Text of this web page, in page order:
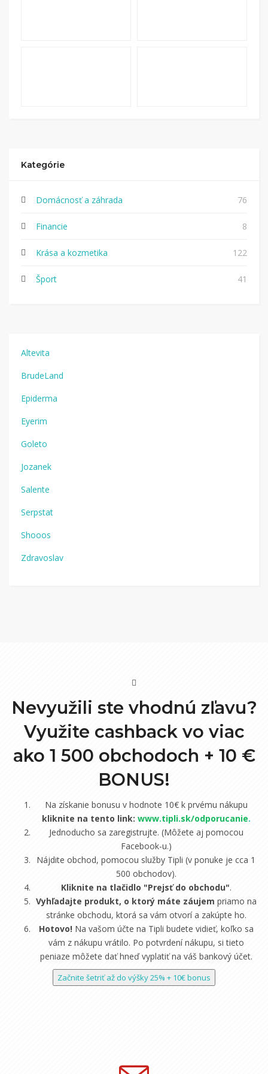
Kategórie
Domácnosť a záhrada 76
Financie 8
Krása a kozmetika 122
Šport 41
Altevita
BrudeLand
Epiderma
Eyerim
Goleto
Jozanek
Salente
Serpstat
Shooos
Zdravoslav
Nevyužili ste vhodnú zľavu?
Využite cashback vo viac
ako 1 500 obchodoch + 10 €
BONUS!
Na získanie bonusu v hodnote 10€ k prvému nákupu
kliknite na tento link: www.tipli.sk/odporucanie.
Jednoducho sa zaregistrujte. (Môžete aj pomocou
Facebook-u.)
Nájdite obchod, pomocou služby Tipli (v ponuke je cca 1
500 obchodov).
Kliknite na tlačidlo "Prejsť do obchodu".
Vyhľadajte produkt, o ktorý máte záujem priamo na
stránke obchodu, ktorá sa vám otvorí a zakúpte ho.
Hotovo! Na vašom účte na Tipli budete vidieť, koľko sa
vám z nákupu vrátilo. Po potvrdení nákupu, si tieto
peniaze môžete dať hneď vyplatiť na váš bankový účet.
Začnite šetriť až do výšky 25% + 10€ bonus